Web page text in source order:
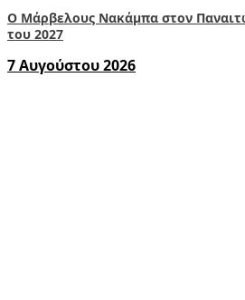
Ο Μάρβελους Nακάμπα στον
του 2027
7 Αυγούστου 2026